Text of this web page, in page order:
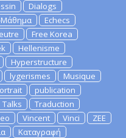
Dialogs
Μάθημα
Echecs
Free Korea
Hellenisme
Hyperstructure
lygerismes
Musique
publication
Talks
Traduction
Vincent Vinci
ZEE
Καταγραφή